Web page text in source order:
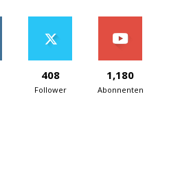
408
Follower
1,180
Abonnenten